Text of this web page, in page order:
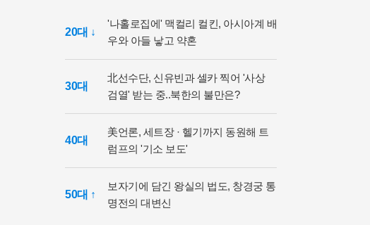
20대 ↓
'나홀로집에' 맥컬리 컬킨, 아시아계 배
우와 아들 낳고 약혼
30대
北선수단, 신유빈과 셀카 찍어 '사상
검열' 받는 중..북한의 불만은?
40대
美언론, 세트장 · 헬기까지 동원해 트
럼프의 '기소 보도'
50대 ↑
보자기에 담긴 왕실의 법도, 창경궁 통
명전의 대변신